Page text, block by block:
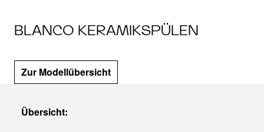
BLANCO KERAMIKSPÜLEN
Zur Modellübersicht
Übersicht: